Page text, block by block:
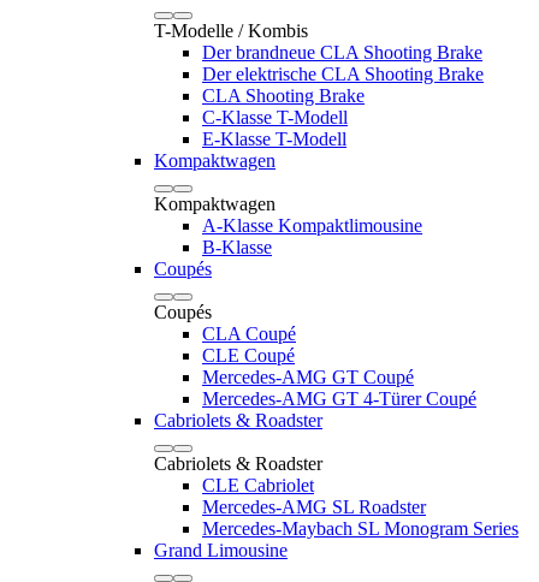
T-Modelle / Kombis
Der brandneue CLA Shooting Brake
Der elektrische CLA Shooting Brake
CLA Shooting Brake
C-Klasse T-Modell
E-Klasse T-Modell
Kompaktwagen
Kompaktwagen
A-Klasse Kompaktlimousine
B-Klasse
Coupés
Coupés
CLA Coupé
CLE Coupé
Mercedes-AMG GT Coupé
Mercedes-AMG GT 4-Türer Coupé
Cabriolets & Roadster
Cabriolets & Roadster
CLE Cabriolet
Mercedes-AMG SL Roadster
Mercedes-Maybach SL Monogram Series
Grand Limousine